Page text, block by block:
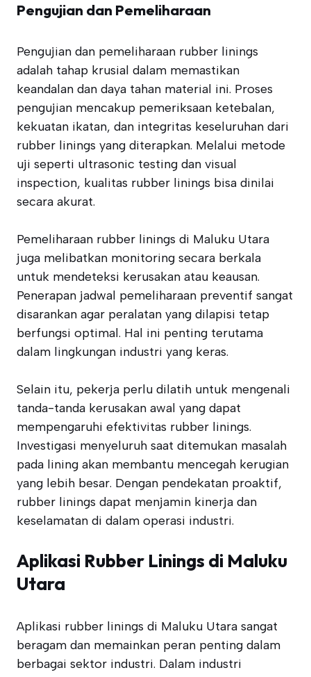
Pengujian dan Pemeliharaan
Pengujian dan pemeliharaan rubber linings
adalah tahap krusial dalam memastikan
keandalan dan daya tahan material ini. Proses
pengujian mencakup pemeriksaan ketebalan,
kekuatan ikatan, dan integritas keseluruhan dari
rubber linings yang diterapkan. Melalui metode
uji seperti ultrasonic testing dan visual
inspection, kualitas rubber linings bisa dinilai
secara akurat.
Pemeliharaan rubber linings di Maluku Utara
juga melibatkan monitoring secara berkala
untuk mendeteksi kerusakan atau keausan.
Penerapan jadwal pemeliharaan preventif sangat
disarankan agar peralatan yang dilapisi tetap
berfungsi optimal. Hal ini penting terutama
dalam lingkungan industri yang keras.
Selain itu, pekerja perlu dilatih untuk mengenali
tanda-tanda kerusakan awal yang dapat
mempengaruhi efektivitas rubber linings.
Investigasi menyeluruh saat ditemukan masalah
pada lining akan membantu mencegah kerugian
yang lebih besar. Dengan pendekatan proaktif,
rubber linings dapat menjamin kinerja dan
keselamatan di dalam operasi industri.
Aplikasi Rubber Linings di Maluku
Utara
Aplikasi rubber linings di Maluku Utara sangat
beragam dan memainkan peran penting dalam
berbagai sektor industri. Dalam industri